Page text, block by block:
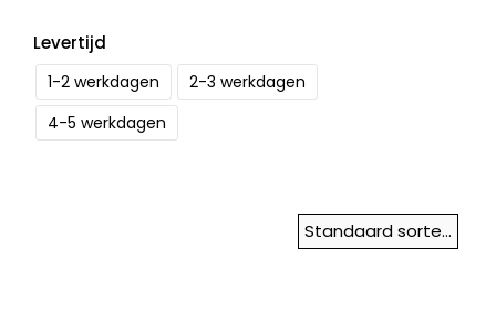
Levertijd
1-2 werkdagen
2-3 werkdagen
4-5 werkdagen